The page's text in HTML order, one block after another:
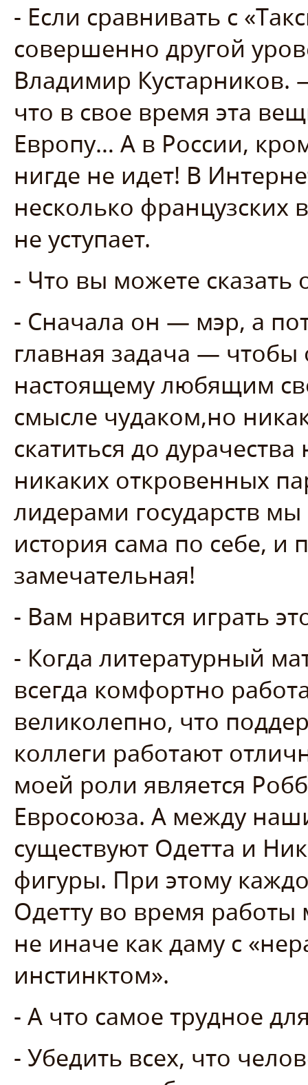
- Если сравнивать с
совершенно другой
Владимир
что в свое время эта
Европу… А в России,
нигде не идет! В
несколько
не уступает.
- Что вы можете сказать
- Сначала он — мэр, а
главная задача —
настоящему любящим
смысле чудаком,но
скатиться до
никаких откровенных
лидерами государств
история сама по себе, и
замечательная!
- Вам нравится играть
- Когда литературный
всегда комфортно
великолепно, что
коллеги работают
моей роли является
Евросоюза. А между
существуют Одетта и
фигуры. При этому
Одетту во время
не иначе как даму с
инстинктом».
- А что самое трудное
- Убедить всех, что